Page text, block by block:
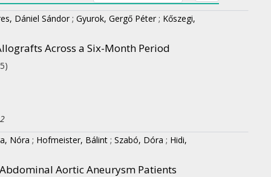
Dániel Sándor ; Gyurok, Gergő Péter ; Kőszegi,
Across a Six-Month Period
Nóra ; Hofmeister, Bálint ; Szabó, Dóra ; Hidi,
Aortic Aneurysm Patients